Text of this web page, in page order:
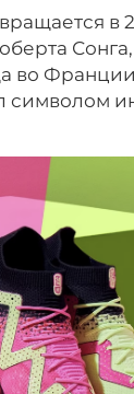
в
во
символом